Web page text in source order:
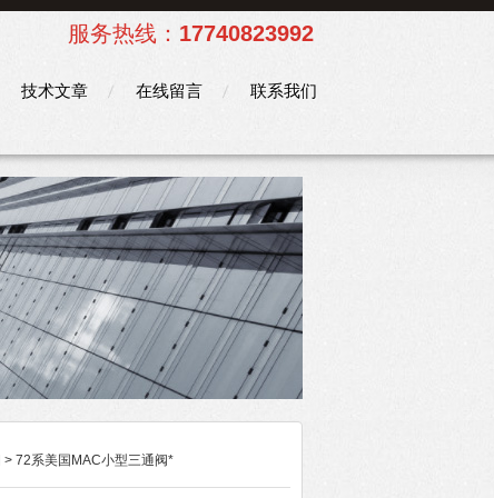
服务热线： 17740823992
技术文章 在线留言 联系我们
> 72系美国MAC小型三通阀*